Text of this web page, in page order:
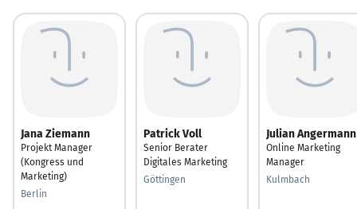
Jana Ziemann
Projekt Manager
(Kongress und
Marketing)
Berlin
Patrick Voll
Senior Berater
Digitales Marketing
Göttingen
Julian Angermann
Online Marketing
Manager
Kulmbach